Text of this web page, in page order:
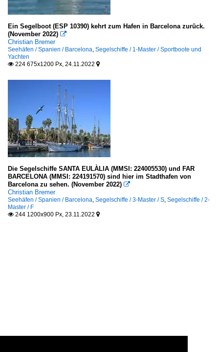
Ein Segelboot (ESP 10390) kehrt zum Hafen in Barcelona zurück.
(November 2022) 
Christian Bremer
Seehäfen / Spanien / Barcelona Segelschiffe / 1-Master / Sportboote und
Yachten
 224 675x1200 Px, 24.11.2022 
Die Segelschiffe SANTA EULÀLIA (MMSI: 224005530) und FAR
BARCELONA (MMSI: 224191570) sind hier im Stadthafen von
Barcelona zu sehen. (November 2022) 
Christian Bremer
Seehäfen / Spanien / Barcelona Segelschiffe / 3-Master / S Segelschiffe / 2-
Master / F
 244 1200x900 Px, 23.11.2022 